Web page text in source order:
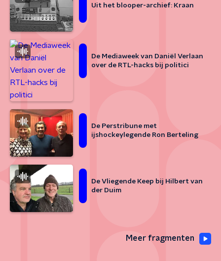
Uit het blooper-archief: Kraan
De Mediaweek van Daniël Verlaan
over de RTL-hacks bij politici
De Perstribune met
ijshockeylegende Ron Berteling
De Vliegende Keep bij Hilbert van
der Duim
Meer fragmenten